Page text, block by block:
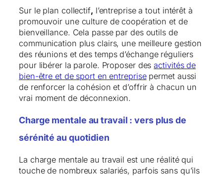
Sur le plan collectif, l’entreprise a tout intérêt à
promouvoir une culture de coopération et de
bienveillance. Cela passe par des outils de
communication plus clairs, une meilleure gestion
des réunions et des temps d’échange réguliers
pour libérer la parole. Proposer desactivités de
bien-être et de sport en entreprisepermet aussi
de renforcer la cohésion et d’offrir à chacun un
vrai moment de déconnexion.
Charge mentale au travail : vers plus de
sérénité au quotidien
La charge mentale au travail est une réalité qui
touche de nombreux salariés, parfois sans qu’ils